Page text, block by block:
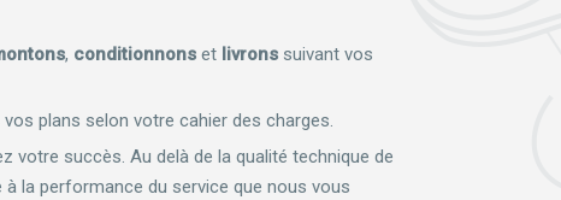
, conditionnons et livrons suivant vos
plans selon votre cahier des charges.
votre succès. Au delà de la qualité technique de
la performance du service que nous vous